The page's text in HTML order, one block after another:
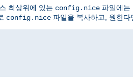
최상위에 있는 config.nice 파일에는
config.nice 파일을 복사하고, 원한